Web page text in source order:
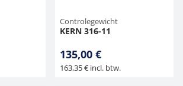
Controlegewicht
KERN 316-11
135,00 €
163,35 € incl. btw.